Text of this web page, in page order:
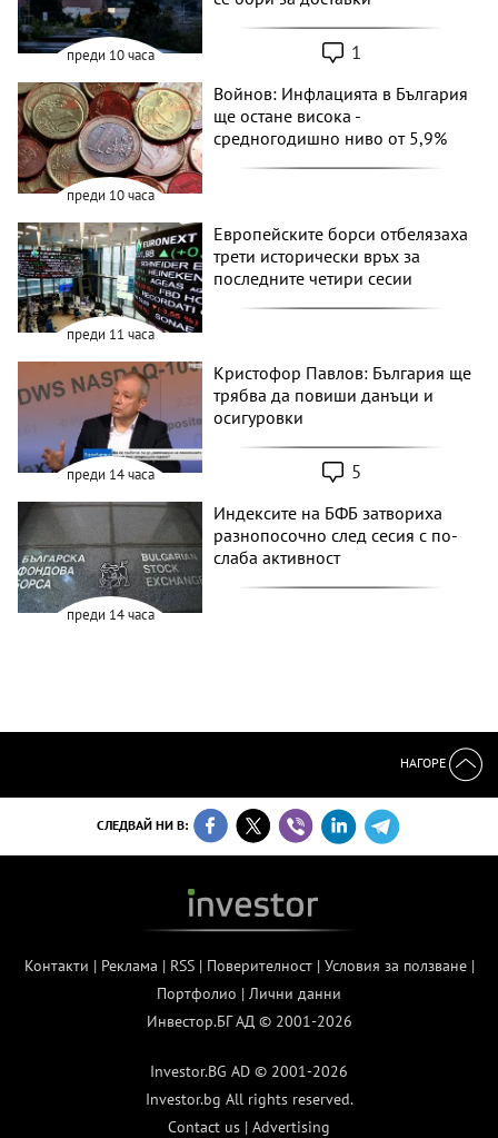
преди 10 часа 1
преди 10 часа
Войнов: Инфлацията в България
ще остане висока -
средногодишно ниво от 5,9%
преди 11 часа
Европейските борси отбелязаха
трети исторически връх за
последните четири сесии
преди 14 часа
Кристофор Павлов: България ще
трябва да повиши данъци и
осигуровки
5
преди 14 часа
Индексите на БФБ затвориха
разнопосочно след сесия с по-
слаба активност
НАГОРЕ
СЛЕДВАЙ НИ В:
Контакти | Реклама | RSS| Поверителност| Условия за ползване|
Портфолио | Лични данни
Инвестор.БГ АД © 2001-2026
Investor.BG AD © 2001-2026
Investor.bg All rights reserved.
Contact us | Advertising